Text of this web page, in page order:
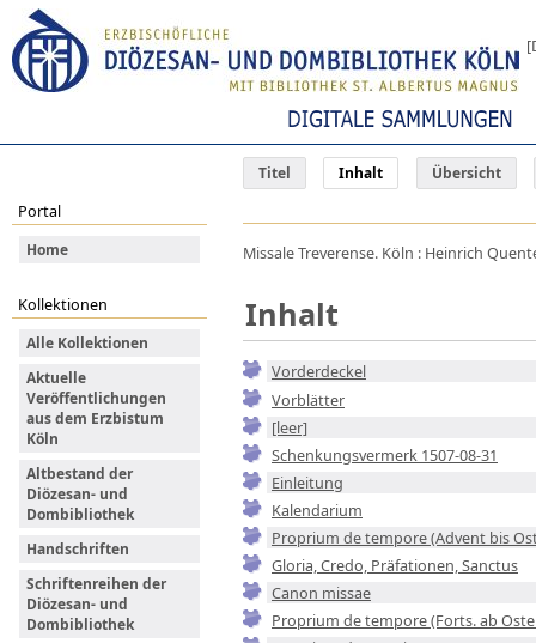
Titel Inhalt Übersicht
Portal
Home
Kollektionen
Alle Kollektionen
Aktuelle
Veröffentlichungen
aus dem Erzbistum
Köln
Altbestand der
Diözesan- und
Dombibliothek
Handschriften
Schriftenreihen der
Diözesan- und
Dombibliothek
Missale Treverense. Köln : Heinrich
Inhalt
Vorderdeckel
Vorblätter
[leer]
Schenkungsvermerk 1507-08-31
Einleitung
Kalendarium
Proprium de tempore (Advent bis
Gloria, Credo, Präfationen, Sanctus
Canon missae
Proprium de tempore (Forts. ab